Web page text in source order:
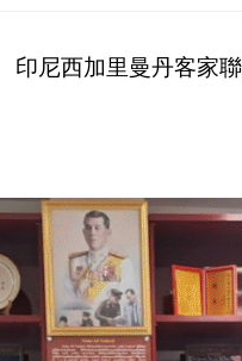
印尼西加里曼丹客家